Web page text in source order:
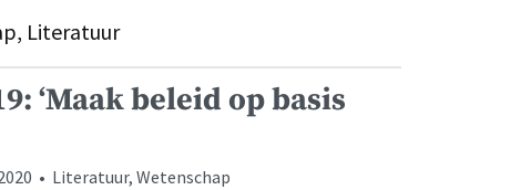
Literatuur
‘Maak beleid op basis
• Literatuur, Wetenschap